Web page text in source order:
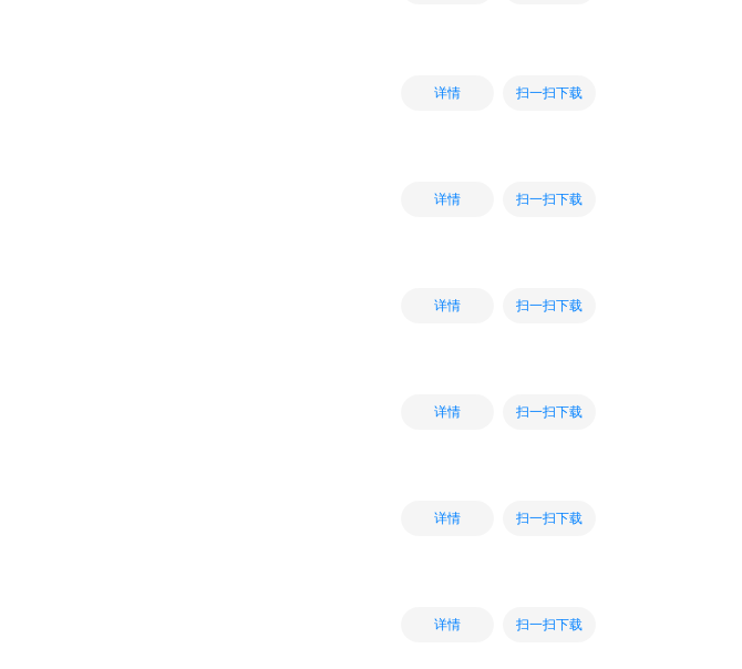
详情 扫一扫下载
详情 扫一扫下载
详情 扫一扫下载
详情 扫一扫下载
详情 扫一扫下载
详情 扫一扫下载